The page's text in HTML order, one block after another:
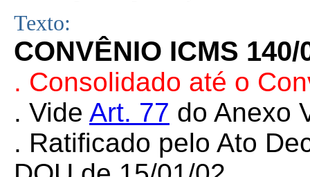
Texto:
CONVÊNIO ICMS 140/
. Consolidado até o
. Vide Art. 77 do Anexo
. Ratificado pelo Ato